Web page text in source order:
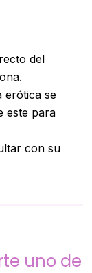
del
erótica se
este para
con su
uno de